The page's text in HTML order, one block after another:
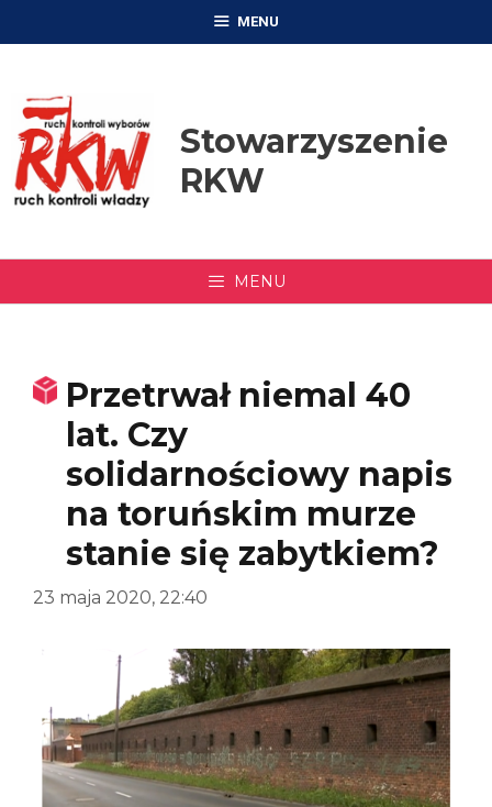
MENU
Stowarzyszenie
RKW
MENU
Przetrwał niemal 40
lat. Czy
solidarnościowy napis
na toruńskim murze
stanie się zabytkiem?
23 maja 2020, 22:40